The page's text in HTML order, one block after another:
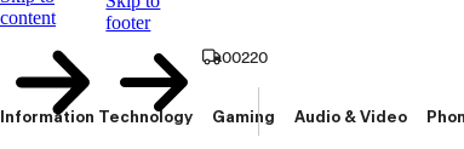
content
footer
00220
Information Technology Gaming Audio & Video